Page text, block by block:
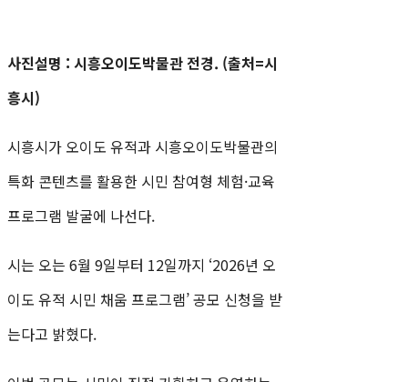
사진설명 : 시흥오이도박물관 전경. (출처=시
흥시)
시흥시가 오이도 유적과 시흥오이도박물관의
특화 콘텐츠를 활용한 시민 참여형 체험·교육
프로그램 발굴에 나선다.
시는 오는 6월 9일부터 12일까지 ‘2026년 오
이도 유적 시민 채움 프로그램’ 공모 신청을 받
는다고 밝혔다.